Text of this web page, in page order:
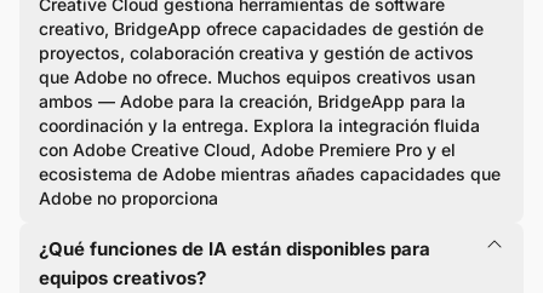
Creative Cloud gestiona herramientas de software
creativo, BridgeApp ofrece capacidades de gestión de
proyectos, colaboración creativa y gestión de activos
que Adobe no ofrece. Muchos equipos creativos usan
ambos — Adobe para la creación, BridgeApp para la
coordinación y la entrega. Explora la integración fluida
con Adobe Creative Cloud, Adobe Premiere Pro y el
ecosistema de Adobe mientras añades capacidades que
Adobe no proporciona
¿Qué funciones de IA están disponibles para
equipos creativos?